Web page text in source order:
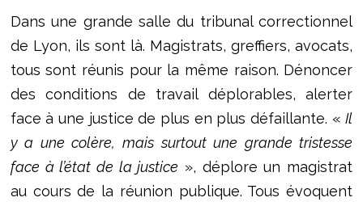
Dans une grande salle du tribunal correctionnel
de Lyon, ils sont là. Magistrats, greffiers, avocats,
tous sont réunis pour la même raison. Dénoncer
des conditions de travail déplorables, alerter
face à une justice de plus en plus défaillante. «Il
y a une colère, mais surtout une grande tristesse
face à l’état de la justice », déplore un magistrat
au cours de la réunion publique. Tous évoquent